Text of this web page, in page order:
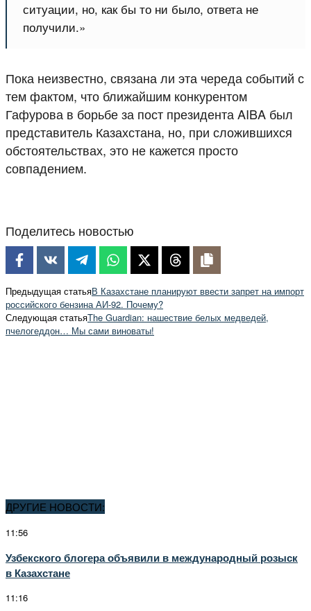
ситуации, но, как бы то ни было, ответа не
получили.»
Пока неизвестно, связана ли эта череда событий с
тем фактом, что ближайшим конкурентом
Гафурова в борьбе за пост президента AIBA был
представитель Казахстана, но, при сложившихся
обстоятельствах, это не кажется просто
совпадением.
Поделитесь новостью
Предыдущая статьяВ Казахстане планируют ввести запрет на импорт
российского бензина АИ-92. Почему?
Следующая статьяThe Guardian: нашествие белых медведей,
пчелогеддон… Мы сами виноваты!
ДРУГИЕ НОВОСТИ:
11:56
Узбекского блогера объявили в международный розыск
в Казахстане
11:16